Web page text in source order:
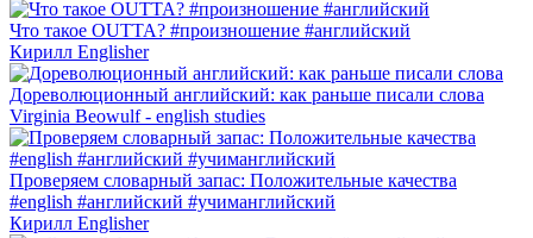
Что такое OUTTA? #произношение #английский
Кирилл Englisher
Дореволюционный английский: как раньше писали слова
Virginia Beowulf - english studies
Проверяем словарный запас: Положительные качества
#english #английский #учиманглийский
Кирилл Englisher